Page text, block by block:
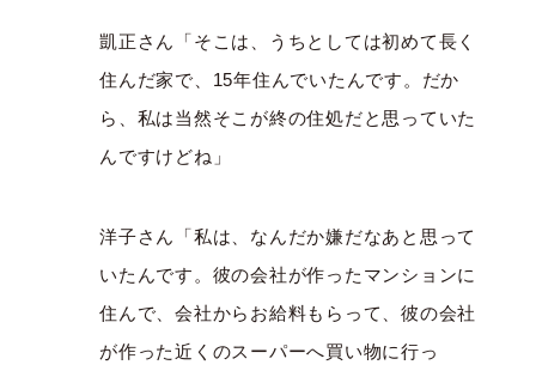
凱正さん「そこは、うちとしては初めて長く
住んだ家で、15年住んでいたんです。だか
ら、私は当然そこが終の住処だと思っていた
んですけどね」
洋子さん「私は、なんだか嫌だなあと思って
いたんです。彼の会社が作ったマンションに
住んで、会社からお給料もらって、彼の会社
が作った近くのスーパーへ買い物に行っ